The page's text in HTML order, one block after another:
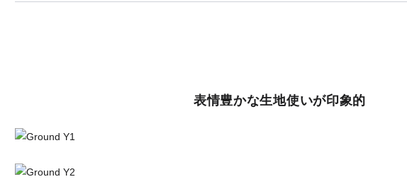
表情豊かな生地使いが印象的